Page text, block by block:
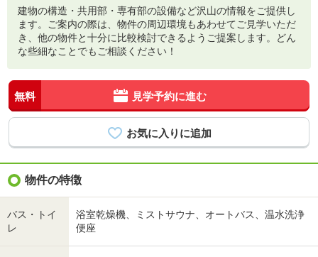
建物の構造・共用部・専有部の設備など沢山の情報をご提供し
ます。ご案内の際は、物件の周辺環境もあわせてご見学いただ
き、他の物件と十分に比較検討できるようご提案します。どん
な些細なことでもご相談ください！
無料 見学予約に進む
物件の特徴
バス・トイ
レ
浴室乾燥機、ミストサウナ、オートバス、温水洗浄
便座